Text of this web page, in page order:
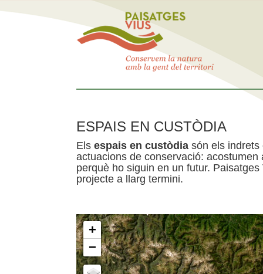
ESPAIS EN CUSTÒDIA
Els espais en custòdia són els indrets
actuacions de conservació:
perquè ho siguin en un futur.
projecte a llarg termini.
+
−